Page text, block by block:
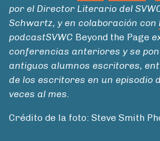
por el Director Literario del
Schwartz, y en colaboración con
podcastSVWC Beyond the Page
conferencias anteriores y se
antiguos alumnos escritores,
de los escritores en un episodio
veces al mes.
Crédito de la foto: Steve Smith